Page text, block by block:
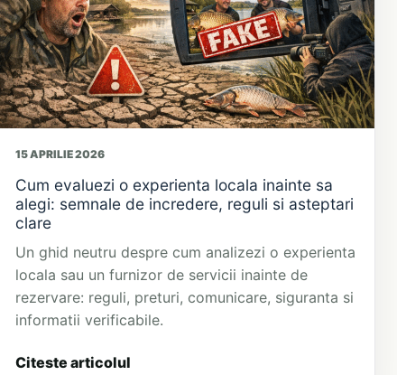
15 APRILIE 2026
Cum evaluezi o experienta locala inainte sa
alegi: semnale de incredere, reguli si asteptari
clare
Un ghid neutru despre cum analizezi o experienta
locala sau un furnizor de servicii inainte de
rezervare: reguli, preturi, comunicare, siguranta si
informatii verificabile.
Citeste articolul